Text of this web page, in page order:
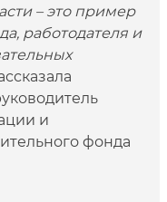
– это пример
работодателя и
и
фонда